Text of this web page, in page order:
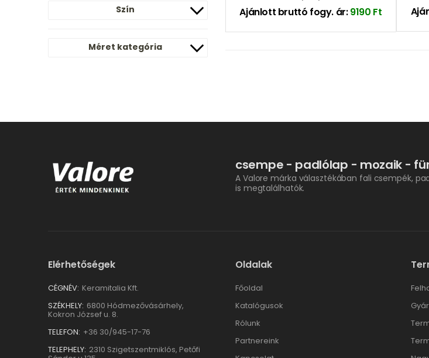
Szín
Méret kategória
Ajánlott bruttó fogy. ár:9190 Ft
csempe - padlólap - mozaik -
A Valore márka választékában fali csempék,
is megtalálhatók.
Elérhetőségek
CÉGNÉV: Keramitalia Kft.
SZÉKHELY: 6800 Hódmezővásárhely,
Kokron József u. 8.
TELEFON: +36 30/945-17-76
TELEPHELY: 2310 Szigetszentmiklós, Petőfi
Oldalak
Főoldal
Katalógusok
Rólunk
Partnereink